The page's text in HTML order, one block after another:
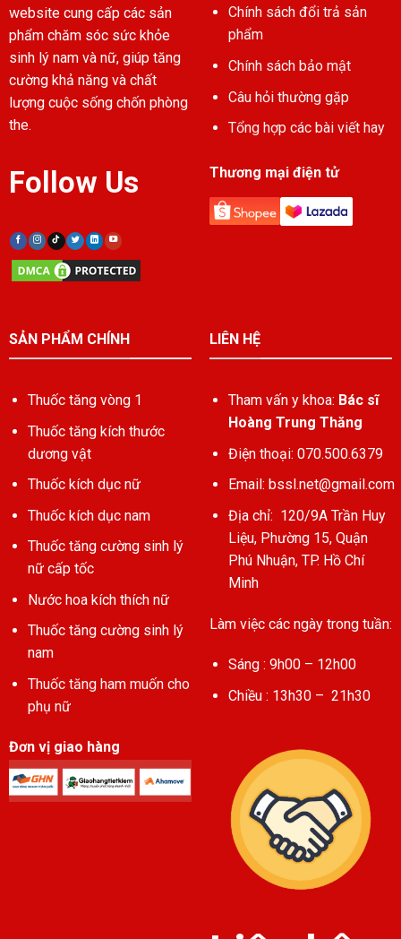
website cung cấp các sản
phẩm chăm sóc sức khỏe
sinh lý nam và nữ, giúp tăng
cường khả năng và chất
lượng cuộc sống chốn phòng
the.
Follow Us
Chính sách đổi trả sản
phẩm
Chính sách bảo mật
Câu hỏi thường gặp
Tổng hợp các bài viết hay
Thương mại điện tử
SẢN PHẨM CHÍNH
Thuốc tăng vòng 1
Thuốc tăng kích thước
dương vật
Thuốc kích dục nữ
Thuốc kích dục nam
Thuốc tăng cường sinh lý
nữ cấp tốc
Nước hoa kích thích nữ
Thuốc tăng cường sinh lý
nam
Thuốc tăng ham muốn cho
phụ nữ
Đơn vị giao hàng
LIÊN HỆ
Tham vấn y khoa: Bác sĩ
Hoàng Trung Thăng
Điện thoại: 070.500.6379
Email: bssl.net@gmail.com
Địa chỉ: 120/9A Trần Huy
Liệu, Phường 15, Quận
Phú Nhuận, TP. Hồ Chí
Minh
Làm việc các ngày trong tuần:
Sáng : 9h00 – 12h00
Chiều : 13h30 – 21h30